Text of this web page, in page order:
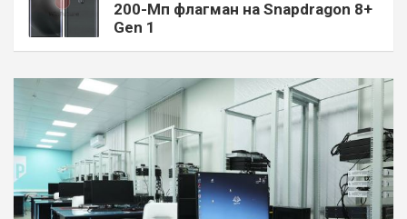
200-Мп флагман на Snapdragon 8+
Gen 1